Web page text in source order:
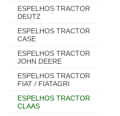
ESPELHOS TRACTOR
DEUTZ
ESPELHOS TRACTOR
CASE
ESPELHOS TRACTOR
JOHN DEERE
ESPELHOS TRACTOR
FIAT / FIATAGRI
ESPELHOS TRACTOR
CLAAS